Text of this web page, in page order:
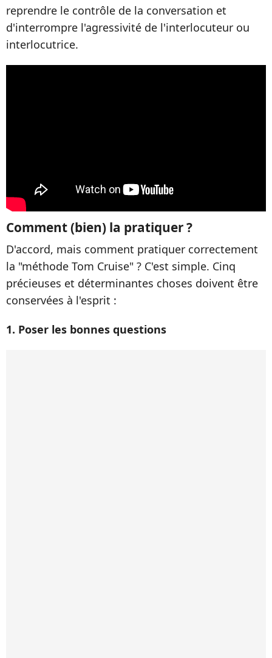
reprendre le contrôle de la conversation et
d'interrompre l'agressivité de l'interlocuteur ou
interlocutrice.
Comment (bien) la pratiquer ?
D'accord, mais comment pratiquer correctement
la "méthode Tom Cruise" ? C'est simple. Cinq
précieuses et déterminantes choses doivent être
conservées à l'esprit :
1. Poser les bonnes questions